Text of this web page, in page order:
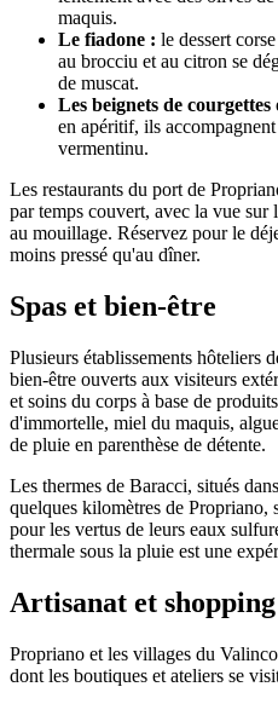
maquis.
Le fiadone : le dessert
au brocciu et au citron se
de muscat.
Les beignets de
en apéritif, ils
vermentinu.
Les restaurants du port de
par temps couvert, avec la vue sur
au mouillage. Réservez pour le
moins pressé qu'au dîner.
Spas et bien-être
Plusieurs établissements hôteliers
bien-être ouverts aux visiteurs
et soins du corps à base de
d'immortelle, miel du maquis,
de pluie en parenthèse de détente.
Les thermes de Baracci, situés
quelques kilomètres de
pour les vertus de leurs eaux
thermale sous la pluie est une
Artisanat et
Propriano et les villages du
dont les boutiques et ateliers se